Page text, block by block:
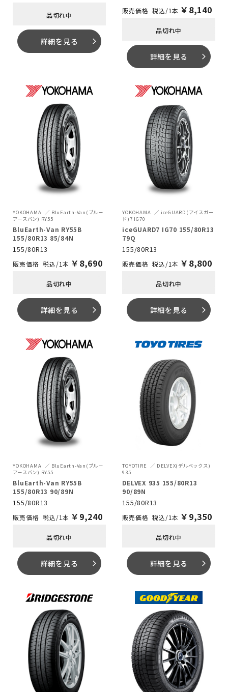
品切れ中
詳細を見る arrow_forward_ios
税込/1本 ￥ 8,140
品切れ中
詳細を見る arrow_forward_ios
YOKOHAMA
BluEarth-Van(ブルー
アースバン) RY55
BluEarth-Van RY55B
155/80R13 85/84N
155/80R13
税込/1本 ￥ 8,690
品切れ中
詳細を見る arrow_forward_ios
YOKOHAMA
iceGUARD(アイスガー
ド)7 IG70
iceGUARD7 IG70 155/80R13
79Q
155/80R13
税込/1本 ￥ 8,800
品切れ中
詳細を見る arrow_forward_ios
YOKOHAMA
BluEarth-Van(ブルー
アースバン) RY55
BluEarth-Van RY55B
155/80R13 90/89N
155/80R13
税込/1本 ￥ 9,240
品切れ中
詳細を見る arrow_forward_ios
TOYOTIRE
DELVEX(デルベックス)
935
DELVEX 935 155/80R13
90/89N
155/80R13
税込/1本 ￥ 9,350
品切れ中
詳細を見る arrow_forward_ios